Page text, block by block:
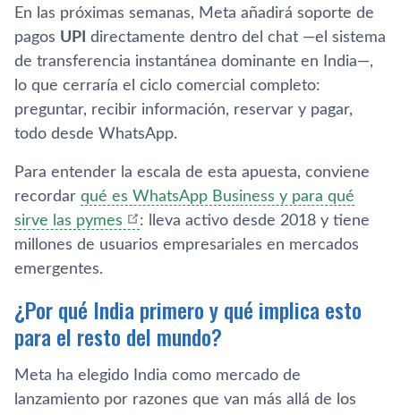
En las próximas semanas, Meta añadirá soporte de
pagos UPI directamente dentro del chat —el sistema
de transferencia instantánea dominante en India—,
lo que cerraría el ciclo comercial completo:
preguntar, recibir información, reservar y pagar,
todo desde WhatsApp.
Para entender la escala de esta apuesta, conviene
recordar qué es WhatsApp Business y para qué
sirve las pymes
: lleva activo desde 2018 y tiene
millones de usuarios empresariales en mercados
emergentes.
¿Por qué India primero y qué implica esto
para el resto del mundo?
Meta ha elegido India como mercado de
lanzamiento por razones que van más allá de los